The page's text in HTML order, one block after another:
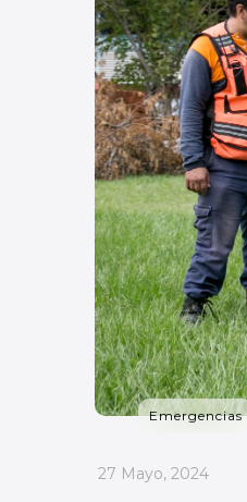
Emergencias
_
27 Mayo, 2024